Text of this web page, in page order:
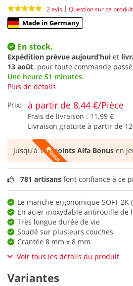
2 avis | Question sur ce
Made in Germany
En stock.
Expédition prévue aujourd’hui et
13 août, pour toute commande
Une heure 51 minutes.
Plus de détails
Prix:
à partir de 8,44 €/Pièce
Frais de livraison : 11,99 €
Livraison gratuite à partir de
Jusqu'à105 points Alfa Bonus en
781 artisans font confiance à ce
Le manche ergonomique SOFT 2K
En acier inoxydable antirouille de
Très longue durée de vie
Soudé sur plusieurs couches
Crantée 8 mm x 8 mm
Voir tous les détails du produit
Variantes